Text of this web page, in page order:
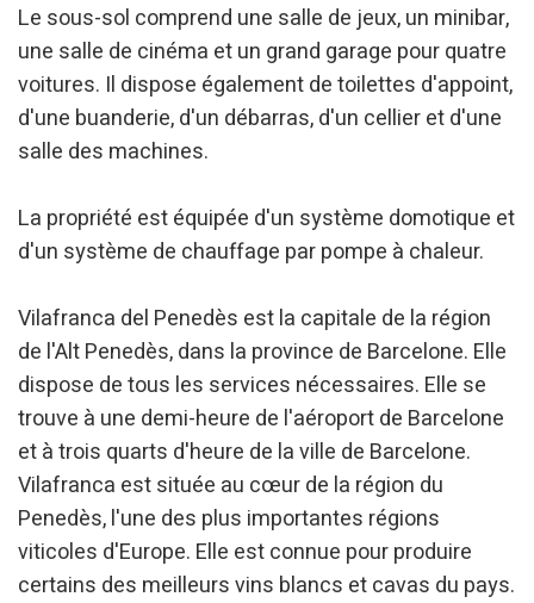
Le sous-sol comprend une salle de jeux, un minibar,
une salle de cinéma et un grand garage pour quatre
voitures. Il dispose également de toilettes d'appoint,
d'une buanderie, d'un débarras, d'un cellier et d'une
salle des machines.
La propriété est équipée d'un système domotique et
d'un système de chauffage par pompe à chaleur.
Vilafranca del Penedès est la capitale de la région
de l'Alt Penedès, dans la province de Barcelone. Elle
dispose de tous les services nécessaires. Elle se
trouve à une demi-heure de l'aéroport de Barcelone
et à trois quarts d'heure de la ville de Barcelone.
Vilafranca est située au cœur de la région du
Penedès, l'une des plus importantes régions
viticoles d'Europe. Elle est connue pour produire
certains des meilleurs vins blancs et cavas du pays.